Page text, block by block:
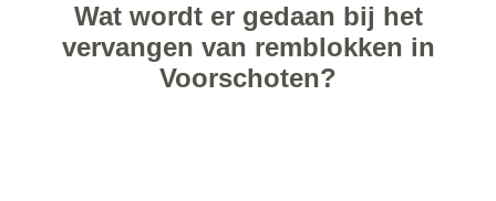
Wat wordt er gedaan bij het
vervangen van remblokken in
Voorschoten?